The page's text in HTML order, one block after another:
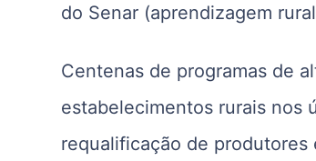
do Senar (aprendizagem
Centenas de programas de
estabelecimentos rurais nos
requalificação de